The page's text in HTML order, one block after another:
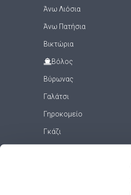
Άνω Λιόσια
Άνω Πατήσια
Βικτώρια
Βόλος
Βύρωνας
Γαλάτσι
Γηροκομείο
Γκάζι